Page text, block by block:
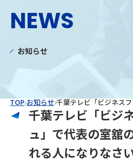
NEWS
お知らせ
TOP お知らせ
千葉テレビ「ビジ
ュ」で代表の室舘
れる人になりなさ